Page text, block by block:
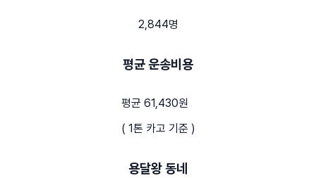
2,844명
평균 운송비용
평균 61,430원
( 1톤 카고 기준 )
용달왕 동네